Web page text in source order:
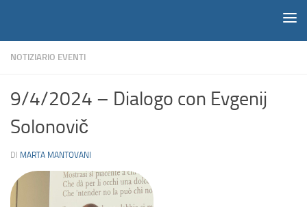
NOTIZIARIO EVENTI
9/4/2024 – Dialogo con Evgenij
Solonovič
DI MARTA MANTOVANI